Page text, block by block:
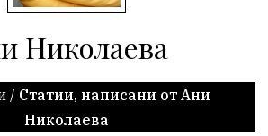
Николаева
/ Статии, написани от Ани
Николаева